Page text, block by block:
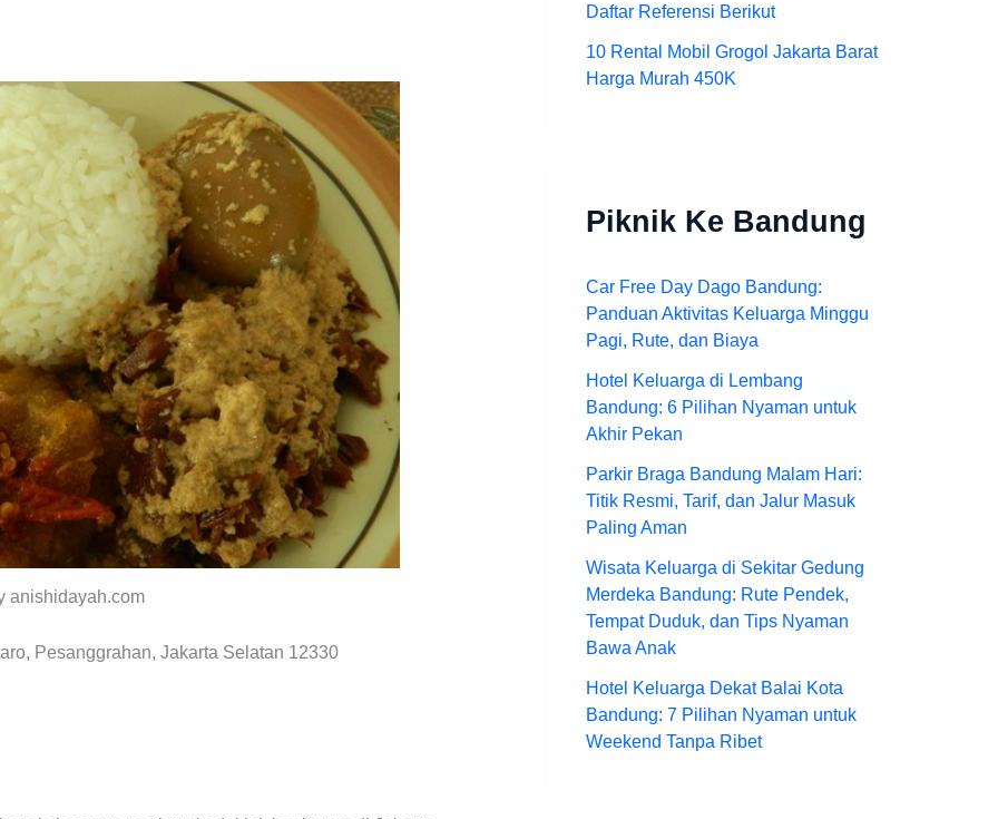
anishidayah.com
Pesanggrahan, Jakarta Selatan 12330
Daftar Referensi Berikut
10 Rental Mobil Grogol Jakarta Barat
Harga Murah 450K
Piknik Ke Bandung
Car Free Day Dago Bandung:
Panduan Aktivitas Keluarga Minggu
Pagi, Rute, dan Biaya
Hotel Keluarga di Lembang
Bandung: 6 Pilihan Nyaman untuk
Akhir Pekan
Parkir Braga Bandung Malam Hari:
Titik Resmi, Tarif, dan Jalur Masuk
Paling Aman
Wisata Keluarga di Sekitar Gedung
Merdeka Bandung: Rute Pendek,
Tempat Duduk, dan Tips Nyaman
Bawa Anak
Hotel Keluarga Dekat Balai Kota
Bandung: 7 Pilihan Nyaman untuk
Weekend Tanpa Ribet